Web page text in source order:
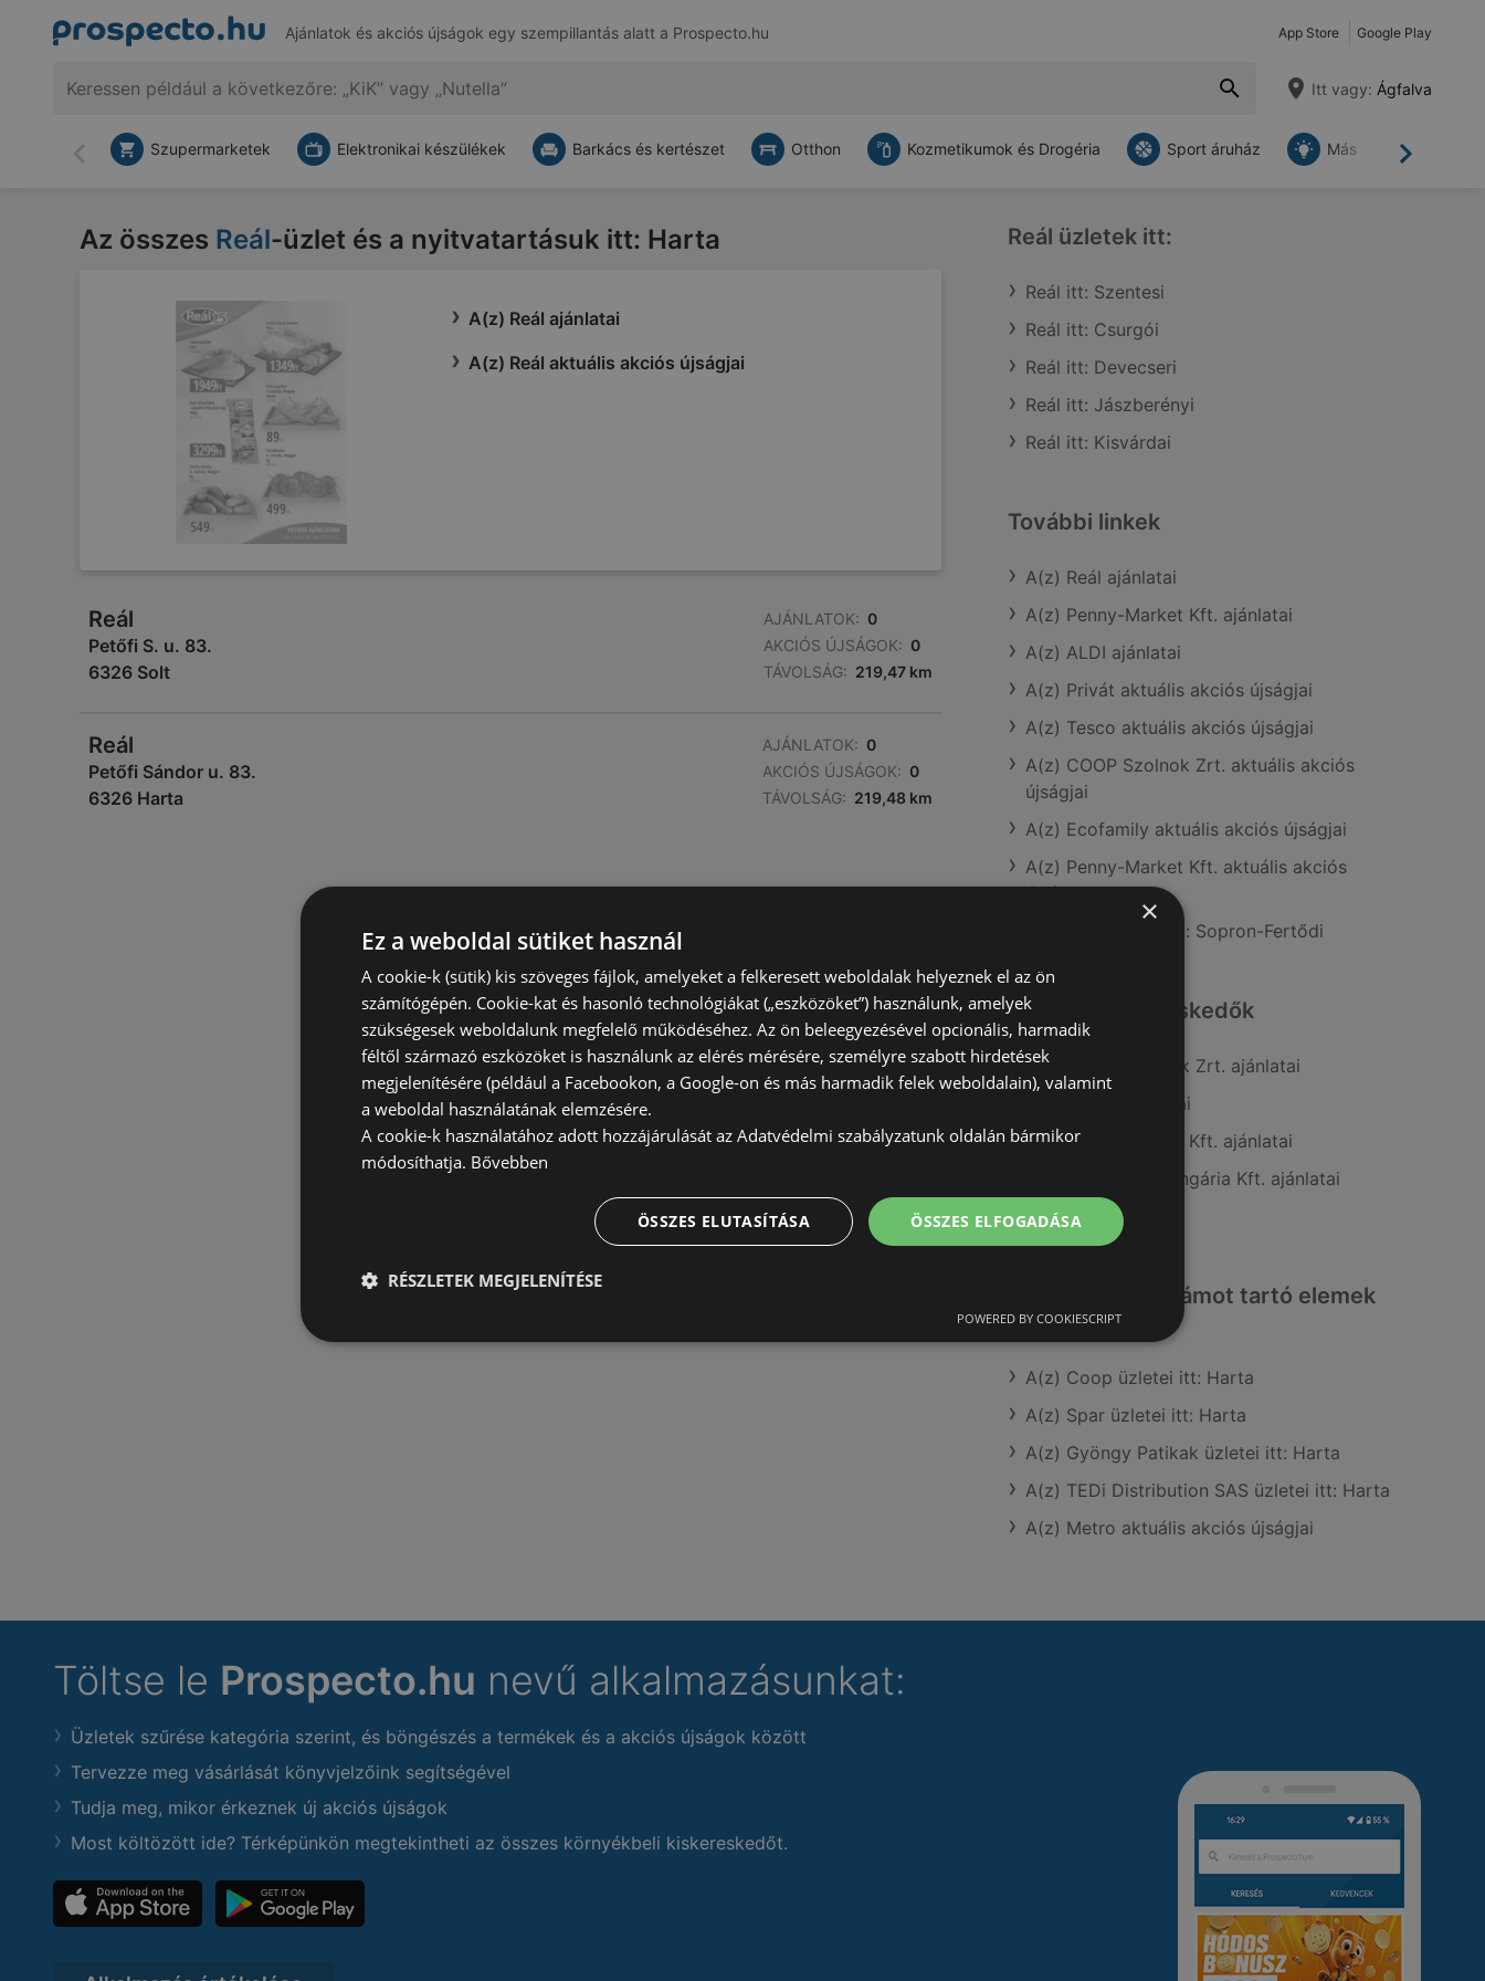
Ajánlatok és akciós újságok egy szempillantás alatt a Prospecto.hu App Store Google Play
Itt vagy: Ágfalva
Vissza Tovább
Szupermarketek Elektronikai készülékek Barkács és kertészet Otthon Kozmetikumok és Drogéria Sport áruház Más
Az összes Reál-üzlet és a nyitvatartásuk itt: Harta
A(z) Reál ajánlatai
A(z) Reál aktuális akciós újságjai
Reál
Petőfi S. u. 83.
6326 Solt
AJÁNLATOK: 0
AKCIÓS ÚJSÁGOK: 0
TÁVOLSÁG: 219,47 km
Reál
Petőfi Sándor u. 83.
6326 Harta
AJÁNLATOK: 0
AKCIÓS ÚJSÁGOK: 0
TÁVOLSÁG: 219,48 km
Reál üzletek itt:
Reál itt: Szentesi
Reál itt: Csurgói
Reál itt: Devecseri
Reál itt: Jászberényi
Reál itt: Kisvárdai
További linkek
A(z) Reál ajánlatai
A(z) Penny-Market Kft. ajánlatai
A(z) ALDI ajánlatai
A(z) Privát aktuális akciós újságjai
A(z) Tesco aktuális akciós újságjai
A(z) COOP Szolnok Zrt. aktuális akciós
újságjai
A(z) Ecofamily aktuális akciós újságjai
A(z) Penny-Market Kft. aktuális akciós
újságjai
A(z) Reál üzletei itt: Sopron-Fertődi
Hasonló kiskereskedők
A(z) COOP Szolnok Zrt. ajánlatai
A(z) Tesco ajánlatai
A(z) Penny-Market Kft. ajánlatai
A(z) Fressnapf-Hungária Kft. ajánlatai
A(z) Lidl ajánlatai
Érdeklődésre számot tartó elemek
itt:
A(z) Coop üzletei itt: Harta
A(z) Spar üzletei itt: Harta
A(z) Gyöngy Patikak üzletei itt: Harta
A(z) TEDi Distribution SAS üzletei itt: Harta
A(z) Metro aktuális akciós újságjai
Töltse le Prospecto.hu nevű alkalmazásunkat:
Üzletek szűrése kategória szerint, és böngészés a termékek és a akciós újságok között
Tervezze meg vásárlását könyvjelzőink segítségével
Tudja meg, mikor érkeznek új akciós újságok
Most költözött ide? Térképünkön megtekintheti az összes környékbeli kiskereskedőt.
×
Ez a weboldal sütiket használ
A cookie-k (sütik) kis szöveges fájlok, amelyeket a felkeresett weboldalak helyeznek el az ön
számítógépén. Cookie-kat és hasonló technológiákat („eszközöket”) használunk, amelyek
szükségesek weboldalunk megfelelő működéséhez. Az ön beleegyezésével opcionális, harmadik
féltől származó eszközöket is használunk az elérés mérésére, személyre szabott hirdetések
megjelenítésére (például a Facebookon, a Google-on és más harmadik felek weboldalain), valamint
a weboldal használatának elemzésére.
A cookie-k használatához adott hozzájárulását az Adatvédelmi szabályzatunk oldalán bármikor
módosíthatja. Bővebben
ÖSSZES ELFOGADÁSA
ÖSSZES ELUTASÍTÁSA
RÉSZLETEK MEGJELENÍTÉSE
POWERED BY COOKIESCRIPT